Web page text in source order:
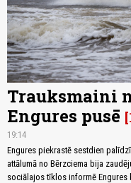
Trauksmaini
Engures pusē
19:14
Engures piekrastē sestdien
attālumā no Bērzciema bija
sociālajos tīklos informē Engures